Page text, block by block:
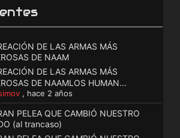
DE LAS ARMAS MÁS
DE NAAM
DE LAS ARMAS MÁS
DE NAAMLOS HUMAN...
, hace 2 años
PELEA QUE CAMBIÓ NUESTRO
(al trancaso)